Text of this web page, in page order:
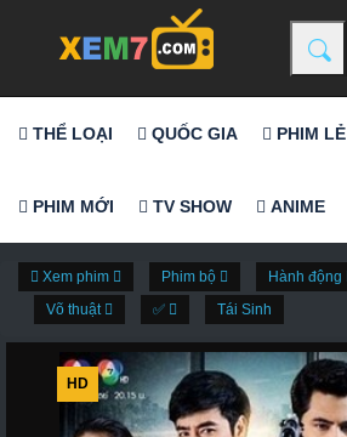
THỂ LOẠI QUỐC GIA PHIM LẺ
PHIM MỚI TV SHOW ANIME
Xem phim Phim bộ Hành động
Võ thuật
✅ Tái Sinh
HD